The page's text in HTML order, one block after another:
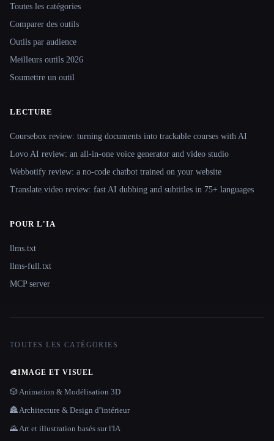
Toutes les catégories
Comparer des outils
Outils par audience
Meilleurs outils 2026
Soumettre un outil
LECTURE
Coursebox review: turning documents into trackable courses with AI
Lovo AI review: an all-in-one voice generator and video studio
Webbotify review: a no-code chatbot trained on your website
Translate.video review: fast AI dubbing and subtitles in 75+ languages
POUR L'IA
llms.txt
llms-full.txt
MCP server
TOUTES LES CATÉGORIES
🎨IMAGE ET VISUEL
🎲 Animation & Modélisation 3D
🏯 Architecture & Design d''intérieur
🌄 Art et illustration basés sur l'IA